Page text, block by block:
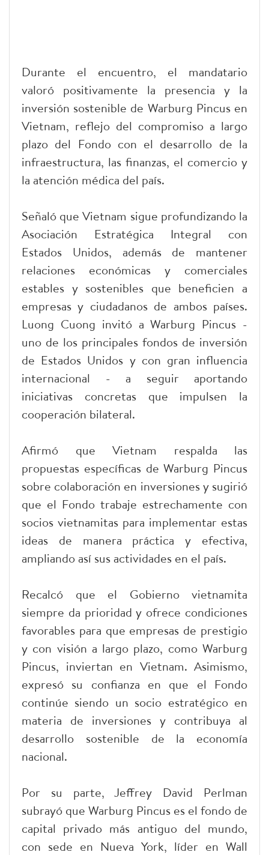
Durante el encuentro, el mandatario
valoró positivamente la presencia y la
inversión sostenible de Warburg Pincus en
Vietnam, reflejo del compromiso a largo
plazo del Fondo con el desarrollo de la
infraestructura, las finanzas, el comercio y
la atención médica del país.
Señaló que Vietnam sigue profundizando la
Asociación Estratégica Integral con
Estados Unidos, además de mantener
relaciones económicas y comerciales
estables y sostenibles que beneficien a
empresas y ciudadanos de ambos países.
Luong Cuong invitó a Warburg Pincus -
uno de los principales fondos de inversión
de Estados Unidos y con gran influencia
internacional - a seguir aportando
iniciativas concretas que impulsen la
cooperación bilateral.
Afirmó que Vietnam respalda las
propuestas específicas de Warburg Pincus
sobre colaboración en inversiones y sugirió
que el Fondo trabaje estrechamente con
socios vietnamitas para implementar estas
ideas de manera práctica y efectiva,
ampliando así sus actividades en el país.
Recalcó que el Gobierno vietnamita
siempre da prioridad y ofrece condiciones
favorables para que empresas de prestigio
y con visión a largo plazo, como Warburg
Pincus, inviertan en Vietnam. Asimismo,
expresó su confianza en que el Fondo
continúe siendo un socio estratégico en
materia de inversiones y contribuya al
desarrollo sostenible de la economía
nacional.
Por su parte, Jeffrey David Perlman
subrayó que Warburg Pincus es el fondo de
capital privado más antiguo del mundo,
con sede en Nueva York, líder en Wall